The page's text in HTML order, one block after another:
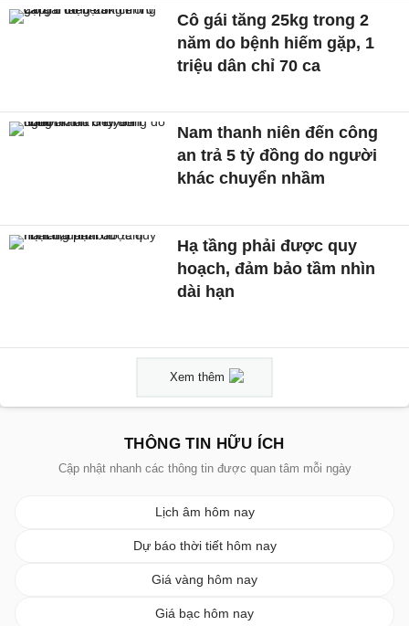
Cô gái tăng 25kg trong 2
năm do bệnh hiếm gặp, 1
triệu dân chỉ 70 ca
Nam thanh niên đến công
an trả 5 tỷ đồng do người
khác chuyển nhầm
Hạ tầng phải được quy
hoạch, đảm bảo tầm nhìn
dài hạn
Xem thêm
THÔNG TIN HỮU ÍCH
Cập nhật nhanh các thông tin được quan tâm mỗi ngày
Lịch âm hôm nay
Dự báo thời tiết hôm nay
Giá vàng hôm nay
Giá bạc hôm nay